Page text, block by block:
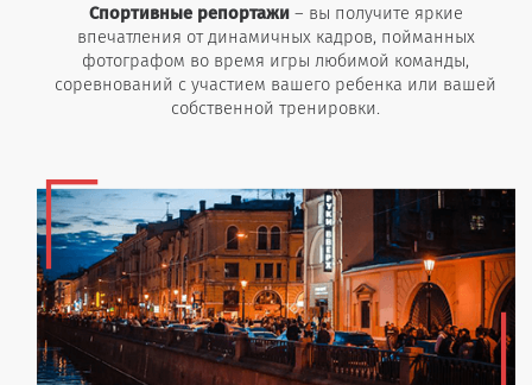
Спортивные репортажи– вы получите яркие
впечатления от динамичных кадров, пойманных
фотографом во время игры любимой команды,
соревнований с участием вашего ребенка или вашей
собственной тренировки.